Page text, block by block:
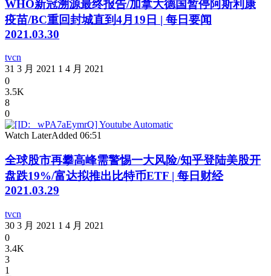
WHO新冠溯源最终报告/加拿大德国暂停阿斯利康
疫苗/BC重回封城直到4月19日 | 每日要闻
2021.03.30
tvcn
31 3 月 2021 1 4 月 2021
0
3.5K
8
0
Watch LaterAdded 06:51
全球股市再攀高峰需警惕一大风险/知乎登陆美股开
盘跌19%/富达拟推出比特币ETF | 每日财经
2021.03.29
tvcn
30 3 月 2021 1 4 月 2021
0
3.4K
3
1